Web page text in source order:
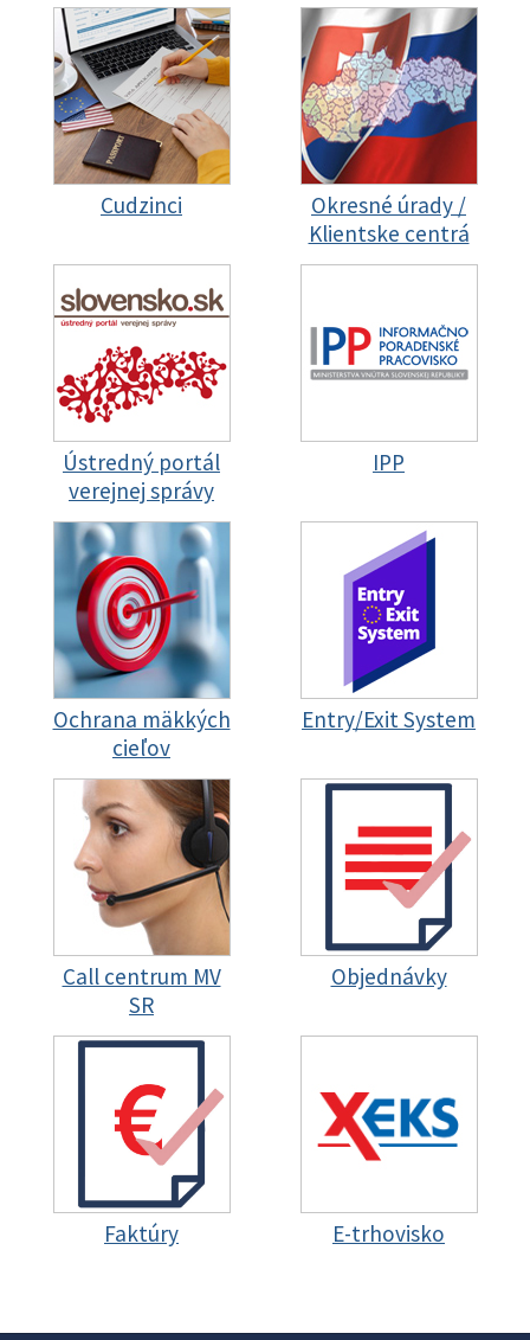
Cudzinci
Okresné úrady /
Klientske centrá
Ústredný portál
verejnej správy
IPP
Ochrana mäkkých
cieľov
Entry/Exit System
Call centrum MV
SR
Objednávky
Faktúry E-trhovisko